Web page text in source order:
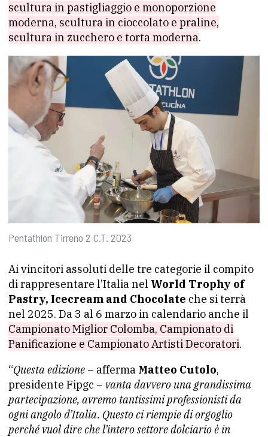
scultura in pastigliaggio e monoporzione
moderna, scultura in cioccolato e praline,
scultura in zucchero e torta moderna.
Pentathlon Tirreno 2 C.T. 2023
Ai vincitori assoluti delle tre categorie il compito
di rappresentare l’Italia nel World Trophy of
Pastry, Icecream and Chocolate che si terrà
nel 2025. Da 3 al 6 marzo in calendario anche il
Campionato Miglior Colomba, Campionato di
Panificazione e Campionato Artisti Decoratori.
“Questa edizione – afferma Matteo Cutolo,
presidente Fipgc – vanta davvero una grandissima
partecipazione, avremo tantissimi professionisti da
ogni angolo d’Italia. Questo ci riempie di orgoglio
perché vuol dire che l’intero settore dolciario è in